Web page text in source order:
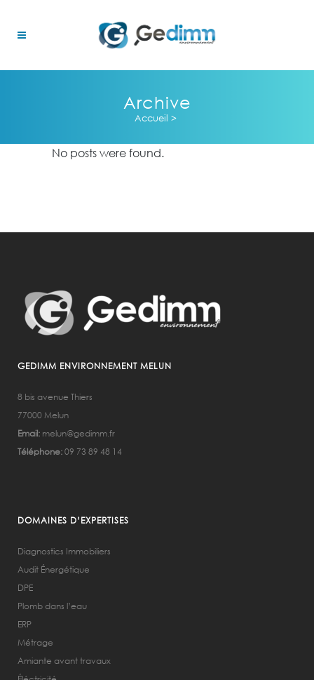
Archive
Accueil >
No posts were found.
GEDIMM ENVIRONNEMENT MELUN
8 bis avenue Thiers
77000 Melun
Email: melun@gedimm.fr
Téléphone:09 73 89 48 14
DOMAINES D’EXPERTISES
Diagnostics Immobiliers
Audit Énergétique
DPE
Plomb dans l’eau
ERP
Métrage
Amiante avant travaux